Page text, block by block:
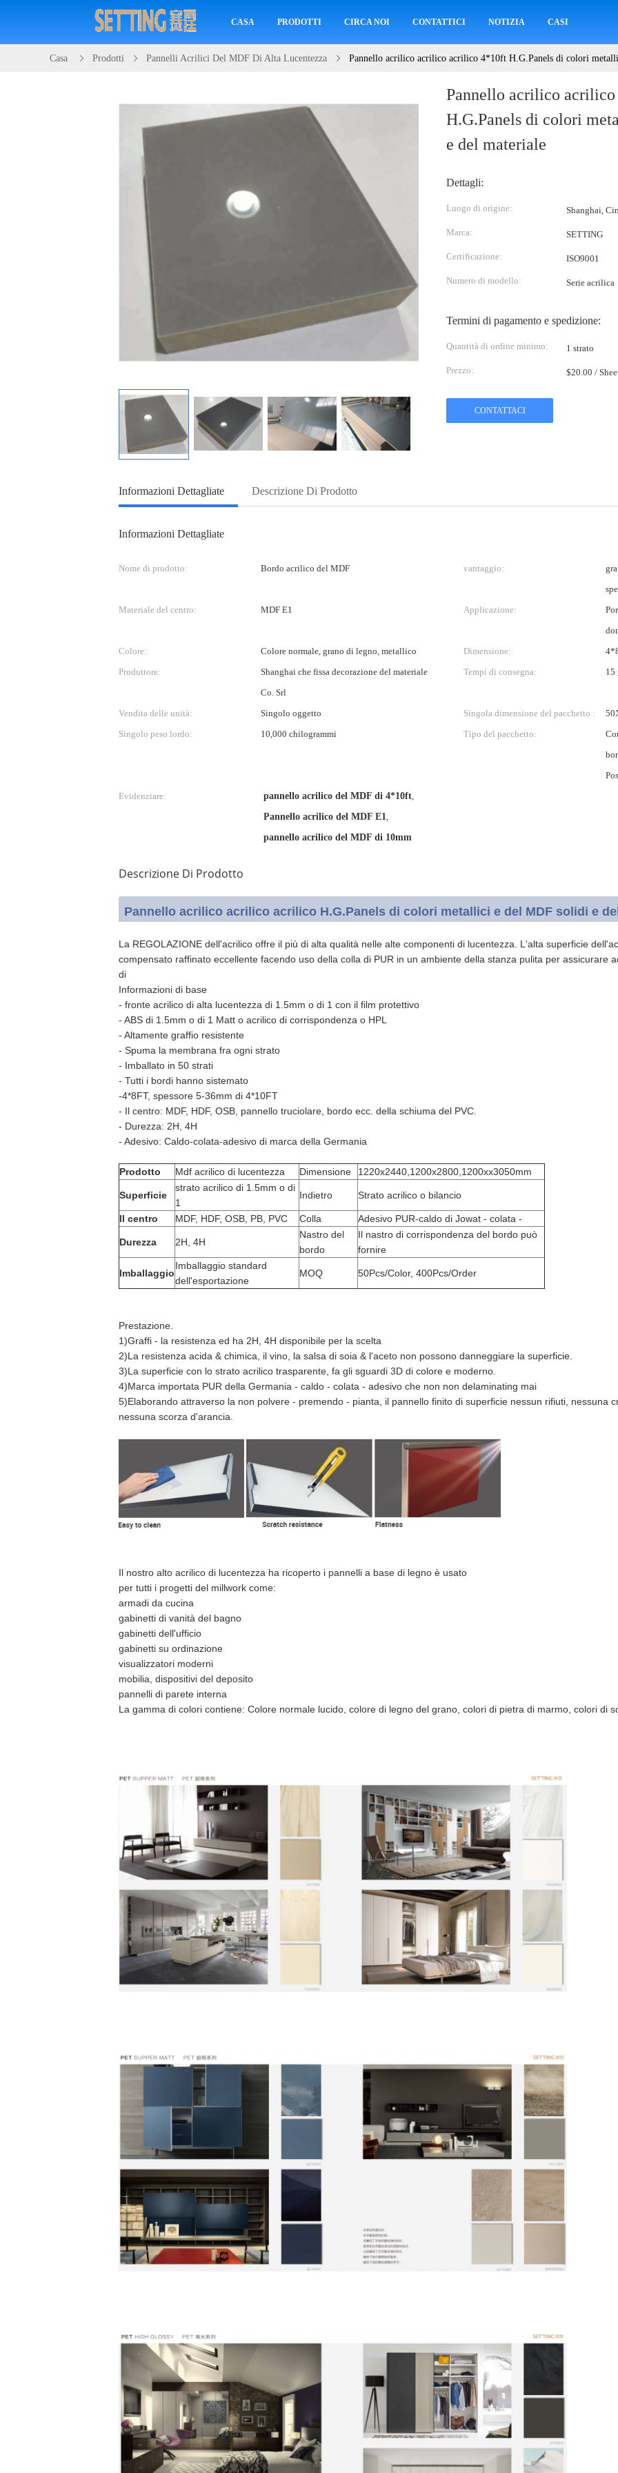
CASA PRODOTTI CIRCA NOI CONTATTICI NOTIZIA CASI
Casa Prodotti Pannelli Acrilici Del MDF Di Alta Lucentezza Pannello acrilico acrilico acrilico 4*10ft H.G.Panels di colori
Pannello acrilico
H.G.Panels di colori
e del materiale
Dettagli:
Luogo di origine: Shanghai,
Marca: SETTING
Certificazione: ISO9001
Numero di modello: Serie acrilica
Termini di pagamento e spedizione:
Quantità di ordine minimo: 1 strato
Prezzo: $20.00 /
CONTATTACI
Informazioni Dettagliate Descrizione Di Prodotto
Informazioni Dettagliate
Nome di prodotto: Bordo acrilico del MDF vantaggio:
Materiale del centro:
MDF E1 Applicazione:
Colore:
Colore normale, grano di legno, metallico Dimensione:
Produttore:
Shanghai che fissa decorazione del materiale
Co. Srl
Tempi di consegna: 15
Vendita delle unità: Singolo oggetto Singola dimensione del pacchetto :
Singolo peso lordo:
10,000 chilogrammi Tipo del pacchetto:
Evidenziare:
pannello acrilico del MDF di 4*10ft,
Pannello acrilico del MDF E1,
pannello acrilico del MDF di 10mm
Descrizione Di Prodotto
Pannello acrilico acrilico acrilico H.G.Panels di colori metallici e del MDF solidi e
La REGOLAZIONE dell'acrilico offre il più di alta qualità nelle alte componenti di lucentezza. L'alta superficie
compensato raffinato eccellente facendo uso della colla di PUR in un ambiente della stanza pulita per assicurare
di
Informazioni di base
- fronte acrilico di alta lucentezza di 1.5mm o di 1 con il film protettivo
- ABS di 1.5mm o di 1 Matt o acrilico di corrispondenza o HPL
- Altamente graffio resistente
- Spuma la membrana fra ogni strato
- Imballato in 50 strati
- Tutti i bordi hanno sistemato
-4*8FT, spessore 5-36mm di 4*10FT
- Il centro: MDF, HDF, OSB, pannello truciolare, bordo ecc. della schiuma del PVC.
- Durezza: 2H, 4H
- Adesivo: Caldo-colata-adesivo di marca della Germania
Prodotto Mdf acrilico di lucentezza Dimensione 1220x2440,1200x2800,1200xx3050mm
Superficie
strato acrilico di 1.5mm o di
1
Indietro Strato acrilico o bilancio
Il centro MDF, HDF, OSB, PB, PVC Colla Adesivo PUR-caldo di Jowat - colata -
Durezza 2H, 4H
Nastro del
bordo
Il nastro di corrispondenza del bordo può
fornire
Imballaggio
Imballaggio standard
dell'esportazione
MOQ 50Pcs/Color, 400Pcs/Order
Prestazione.
1)Graffi - la resistenza ed ha 2H, 4H disponibile per la scelta
2)La resistenza acida & chimica, il vino, la salsa di soia & l'aceto non possono danneggiare la superficie.
3)La superficie con lo strato acrilico trasparente, fa gli sguardi 3D di colore e moderno.
4)Marca importata PUR della Germania - caldo - colata - adesivo che non non delaminating mai
5)Elaborando attraverso la non polvere - premendo - pianta, il pannello finito di superficie nessun rifiuti, nessuna
nessuna scorza d'arancia.
Il nostro alto acrilico di lucentezza ha ricoperto i pannelli a base di legno è usato
per tutti i progetti del millwork come:
armadi da cucina
gabinetti di vanità del bagno
gabinetti dell'ufficio
gabinetti su ordinazione
visualizzatori moderni
mobilia, dispositivi del deposito
pannelli di parete interna
La gamma di colori contiene: Colore normale lucido, colore di legno del grano, colori di pietra di marmo, colori di